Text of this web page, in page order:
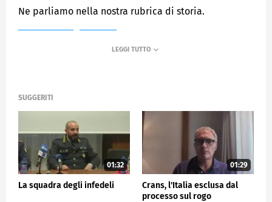
Ne parliamo nella nostra rubrica di storia.
SUGGERITI
01:32
La squadra degli infedeli
01:29
Crans, l'Italia esclusa dal
processo sul rogo